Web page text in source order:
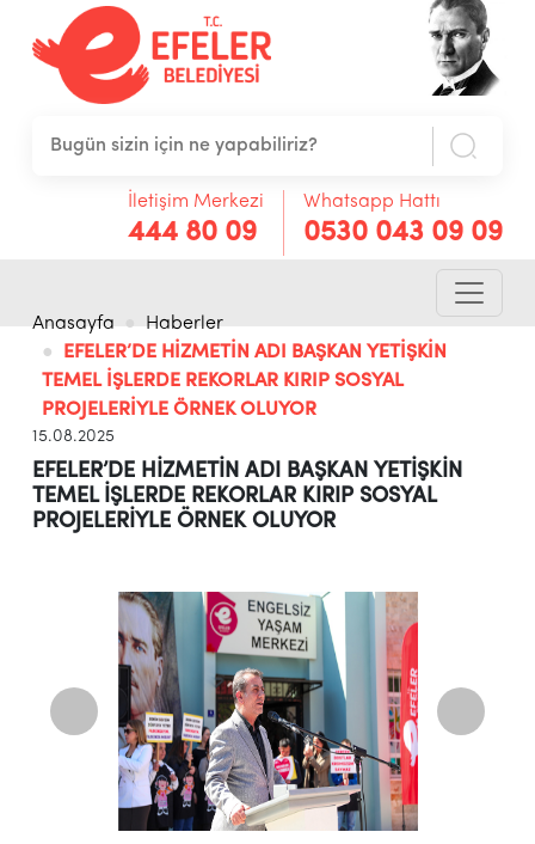
İletişim Merkezi
444 80 09
Whatsapp Hattı
0530 043 09 09
Anasayfa
Haberler
EFELER’DE HİZMETİN ADI BAŞKAN YETİŞKİN
TEMEL İŞLERDE REKORLAR KIRIP SOSYAL
PROJELERİYLE ÖRNEK OLUYOR
15.08.2025
EFELER’DE HİZMETİN ADI BAŞKAN YETİŞKİN
TEMEL İŞLERDE REKORLAR KIRIP SOSYAL
PROJELERİYLE ÖRNEK OLUYOR